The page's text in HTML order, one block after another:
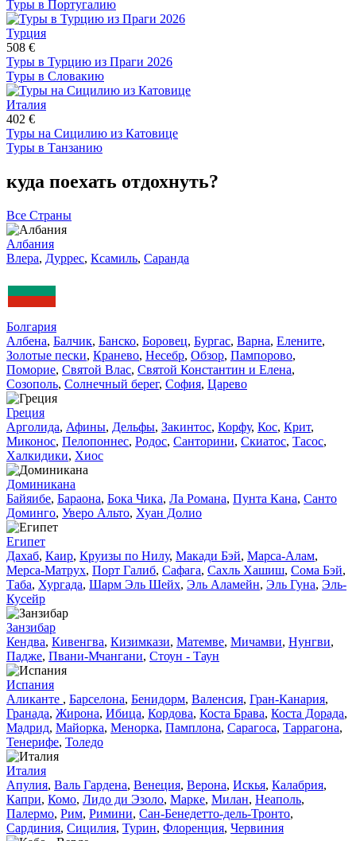
Туры в Португалию
Турция
508 €
Туры в Турцию из Праги 2026
Туры в Словакию
Италия
402 €
Туры на Сицилию из Катовице
Туры в Танзанию
куда поехать отдохнуть?
Все Страны
Албания
Влера, Дуррес, Ксамиль, Саранда
Болгария
Албена, Балчик, Банско, Боровец, Бургас, Варна, Елените,
Золотые пески, Кранево, Несебр, Обзор, Пампорово,
Поморие, Святой Влас, Святой Константин и Елена,
Созополь, Солнечный берег, София, Царево
Греция
Арголида, Афины, Дельфы, Закинтос, Корфу, Кос, Крит,
Миконос, Пелопоннес, Родос, Санторини, Скиатос, Тасос,
Халкидики, Хиос
Доминиканa
Байяибе, Бараона, Бока Чика, Ла Романа, Пунта Кана, Санто
Доминго, Уверо Альто, Хуан Долио
Египет
Дахаб, Каир, Круизы по Нилу, Макади Бэй, Марса-Алам,
Мерса-Матрух, Порт Галиб, Сафага, Сахль Хашиш, Сома Бэй,
Таба, Хургада, Шарм Эль Шейх, Эль Аламейн, Эль Гуна, Эль-
Кусейр
Занзибар
Кендва, Кивенгва, Кизимкази, Матемве, Мичамви, Нунгви,
Падже, Пвани-Мчангани, Стоун - Таун
Испания
Аликанте , Барселона, Бенидорм, Валенсия, Гран-Канария,
Гранада, Жирона, Ибица, Кордова, Коста Брава, Коста Дорада,
Мадрид, Майорка, Менорка, Памплона, Сарагоса, Таррагона,
Тенерифе, Толедо
Италия
Апулия, Валь Гардена, Венеция, Верона, Искья, Калабрия,
Капри, Комо, Лидо ди Эзоло, Марке, Милан, Неаполь,
Палермо, Рим, Римини, Сан-Бенедетто-дель-Тронто,
Сардиния, Сицилия, Турин, Флоренция, Червиния